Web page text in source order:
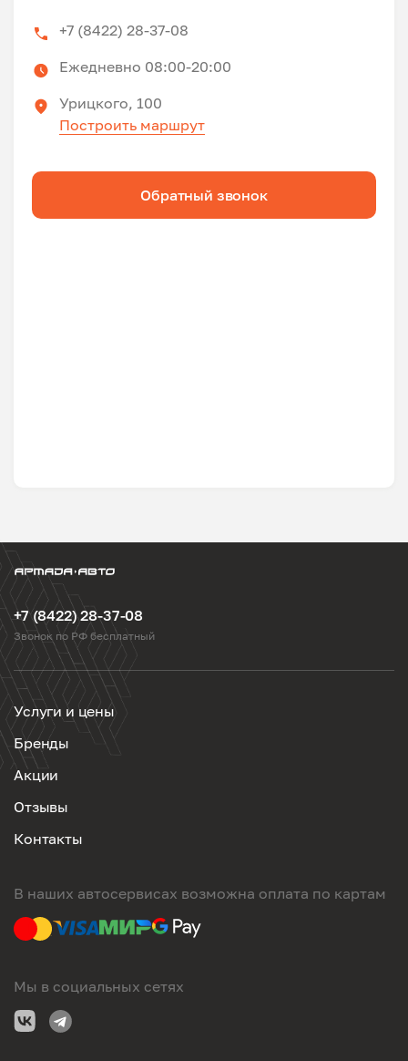
+7 (8422) 28-37-08
Ежедневно 08:00-20:00
Урицкого, 100
Построить маршрут
Обратный звонок
+7 (8422) 28-37-08
Звонок по РФ бесплатный
Услуги и цены
Бренды
Акции
Отзывы
Контакты
В наших автосервисах возможна оплата по картам
Мы в социальных сетях